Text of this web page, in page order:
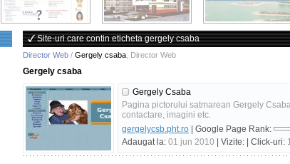
Site-uri care contin eticheta gergely csaba
Director Web / Gergely csaba Director Web
Gergely csaba
Gergely Csaba
Pagina pictorului satmarean Gergely
contactare, imagini etc.
gergelycsb.pht.ro | Google Page Rank:
Adaugat la: 01 jun 2010 | Vizite: | Click-uri: